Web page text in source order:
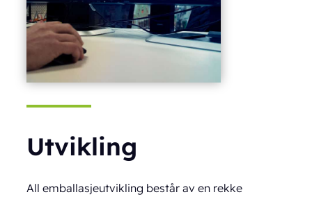
Utvikling
All emballasjeutvikling består av en rekke